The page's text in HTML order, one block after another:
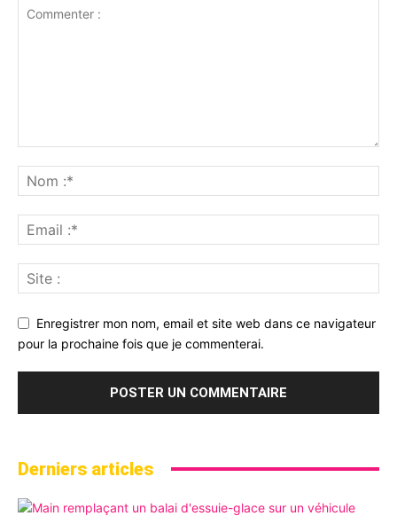
Enregistrer mon nom, email et site web dans ce navigateur
pour la prochaine fois que je commenterai.
Derniers articles